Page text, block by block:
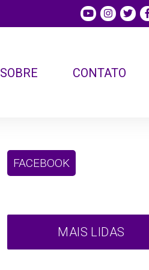
SOBRE CONTATO
FACEBOOK
MAIS LIDAS